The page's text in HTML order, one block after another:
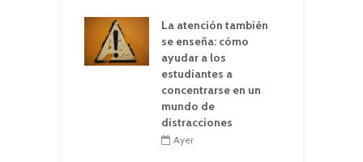
La atención también
se enseña: cómo
ayudar a los
estudiantes a
concentrarse en un
mundo de
distracciones
Ayer